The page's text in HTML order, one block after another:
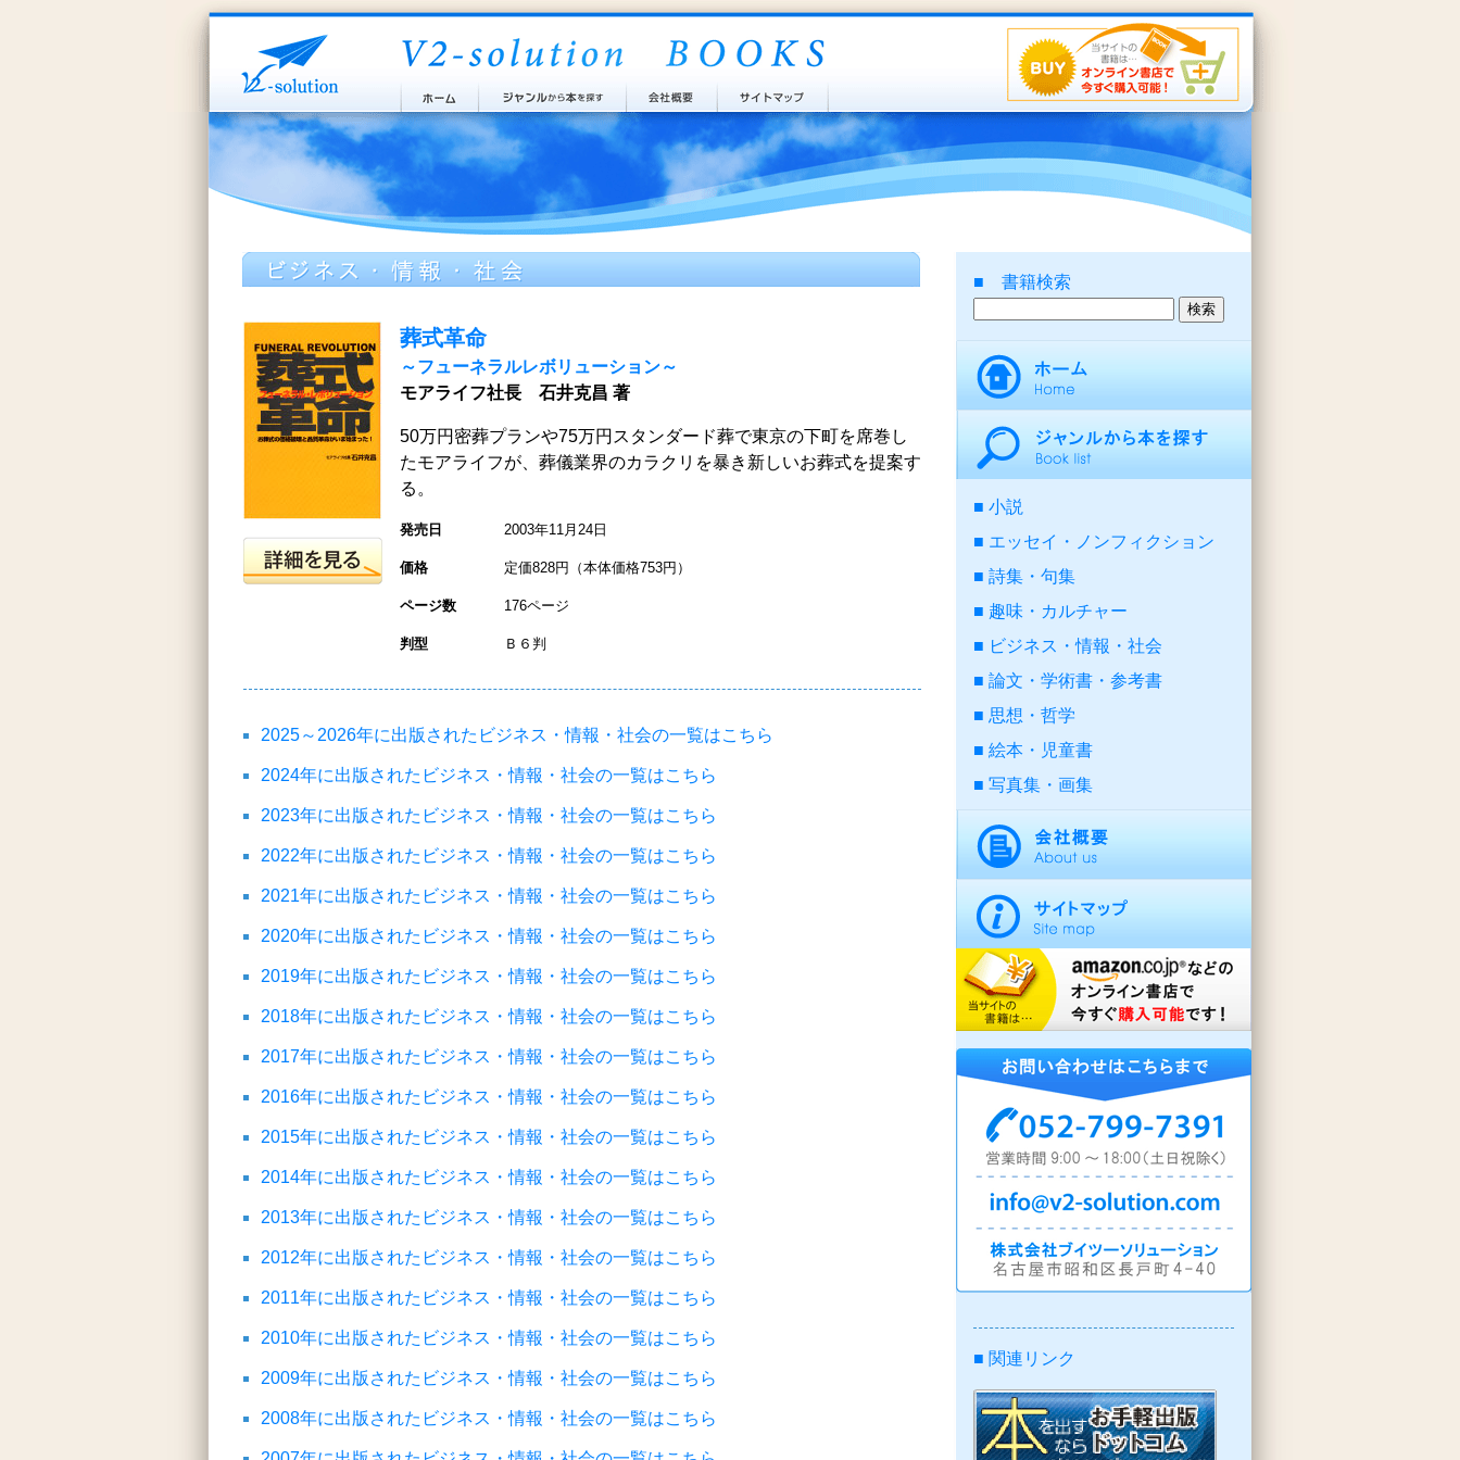
葬式革命
～フューネラルレボリューション～
モアライフ社長 石井克昌 著
50万円密葬プランや75万円スタンダード葬で東京の下町を席巻し
たモアライフが、葬儀業界のカラクリを暴き新しいお葬式を提案す
る。
発売日 2003年11月24日
価格 定価828円（本体価格753円）
ページ数 176ページ
判型 Ｂ６判
2025～2026年に出版されたビジネス・情報・社会の一覧はこちら
2024年に出版されたビジネス・情報・社会の一覧はこちら
2023年に出版されたビジネス・情報・社会の一覧はこちら
2022年に出版されたビジネス・情報・社会の一覧はこちら
2021年に出版されたビジネス・情報・社会の一覧はこちら
2020年に出版されたビジネス・情報・社会の一覧はこちら
2019年に出版されたビジネス・情報・社会の一覧はこちら
2018年に出版されたビジネス・情報・社会の一覧はこちら
2017年に出版されたビジネス・情報・社会の一覧はこちら
2016年に出版されたビジネス・情報・社会の一覧はこちら
2015年に出版されたビジネス・情報・社会の一覧はこちら
2014年に出版されたビジネス・情報・社会の一覧はこちら
2013年に出版されたビジネス・情報・社会の一覧はこちら
2012年に出版されたビジネス・情報・社会の一覧はこちら
2011年に出版されたビジネス・情報・社会の一覧はこちら
2010年に出版されたビジネス・情報・社会の一覧はこちら
2009年に出版されたビジネス・情報・社会の一覧はこちら
2008年に出版されたビジネス・情報・社会の一覧はこちら
■ 書籍検索
小説
エッセイ・ノンフィクション
詩集・句集
趣味・カルチャー
ビジネス・情報・社会
論文・学術書・参考書
思想・哲学
絵本・児童書
写真集・画集
■ 関連リンク